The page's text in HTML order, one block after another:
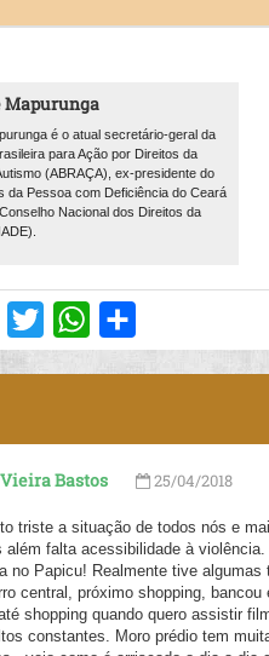
Mapurunga
é o atual secretário-geral da
para Ação por Direitos da
(ABRAÇA), ex-presidente do
da Pessoa com Deficiência do Ceará
Nacional dos Direitos da
Facebook
Twitter WhatsApp
Bastos 25/04/2018
triste a situação de todos nós e
além falta acessibilidade à
no Papicu! Realmente tive
central, próximo shopping,
shopping quando quero assistir
constantes. Moro prédio tem